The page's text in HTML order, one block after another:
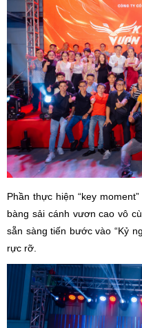
Phần thực hiện “key
bàng sải cánh vươn cao vô
sẵn sàng tiến bước vào “Kỷ
rực rỡ.